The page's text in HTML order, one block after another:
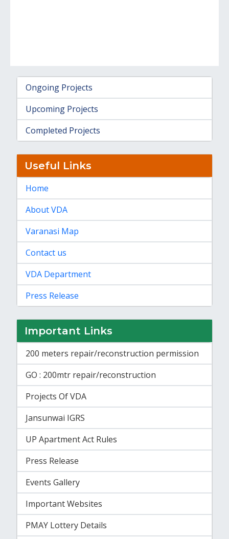
Ongoing Projects
Upcoming Projects
Completed Projects
Useful Links
Home
About VDA
Varanasi Map
Contact us
VDA Department
Press Release
Important Links
200 meters repair/reconstruction permission
GO : 200mtr repair/reconstruction
Projects Of VDA
Jansunwai IGRS
UP Apartment Act Rules
Press Release
Events Gallery
Important Websites
PMAY Lottery Details